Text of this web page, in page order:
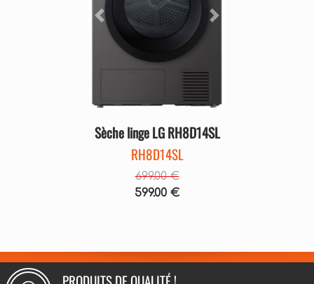
Précédent Suivant
Sèche linge LG RH8D14SL
RH8D14SL
699.00 €
599.00 €